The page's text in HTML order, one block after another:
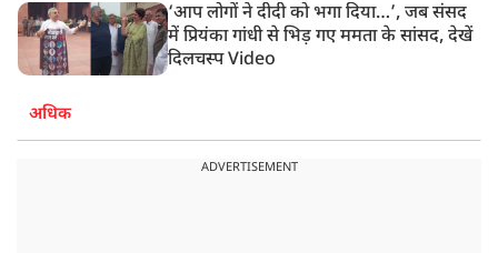
‘आप लोगों ने दीदी को भगा दिया…’, जब संसद
में प्रियंका गांधी से भिड़ गए ममता के सांसद, देखें
दिलचस्प Video
अधिक
ADVERTISEMENT